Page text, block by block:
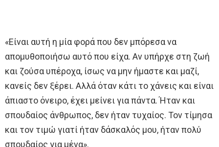
«Είναι αυτή η μία φορά που δεν μπόρεσα να
απομυθοποιήσω αυτό που είχα. Αν υπήρχε στη ζωή
και ζούσα υπέροχα, ίσως να μην ήμαστε και μαζί,
κανείς δεν ξέρει. Αλλά όταν κάτι το χάνεις και είναι
άπιαστο όνειρο, έχει μείνει για πάντα. Ήταν και
σπουδαίος άνθρωπος, δεν ήταν τυχαίος. Τον τίμησα
και τον τιμώ γιατί ήταν δάσκαλός μου, ήταν πολύ
σπουδαίος για μένα».